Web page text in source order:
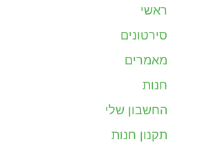
ראשי
סירטונים
מאמרים
חנות
החשבון שלי
תקנון חנות